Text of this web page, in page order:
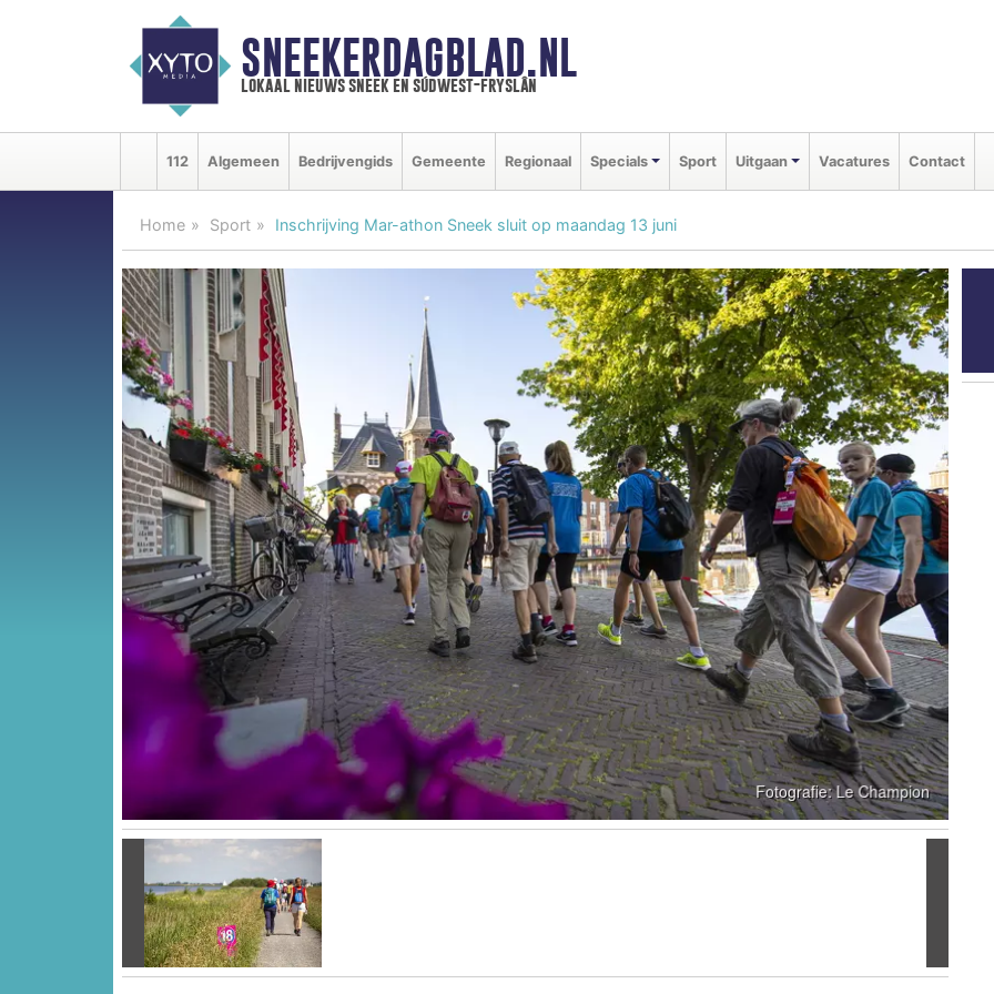
SNEEKERDAGBLAD.NL
lokaal nieuws sneek en súdwest-fryslân
112 Algemeen Bedrijvengids Gemeente Regionaal Specials Sport Uitgaan Vacatures Contact
Home Sport Inschrijving Mar-athon Sneek sluit op maandag 13 juni
Vorige